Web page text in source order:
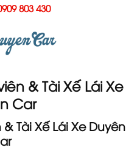
803 430
& Tài Xế Lái Xe
Car
Tài Xế Lái Xe Duyên